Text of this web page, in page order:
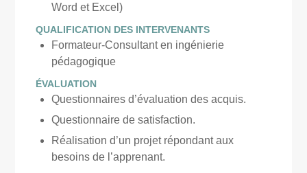
Word et Excel)
QUALIFICATION DES INTERVENANTS
Formateur-Consultant en ingénierie
pédagogique
ÉVALUATION
Questionnaires d’évaluation des acquis.
Questionnaire de satisfaction.
Réalisation d’un projet répondant aux
besoins de l’apprenant.